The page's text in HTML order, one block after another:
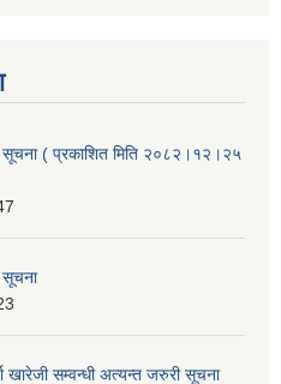
सूचना ( प्रकाशित मिति २०८२।१२।२५
सूचना
खारेजी सम्वन्धी अत्यन्त जरुरी सूचना